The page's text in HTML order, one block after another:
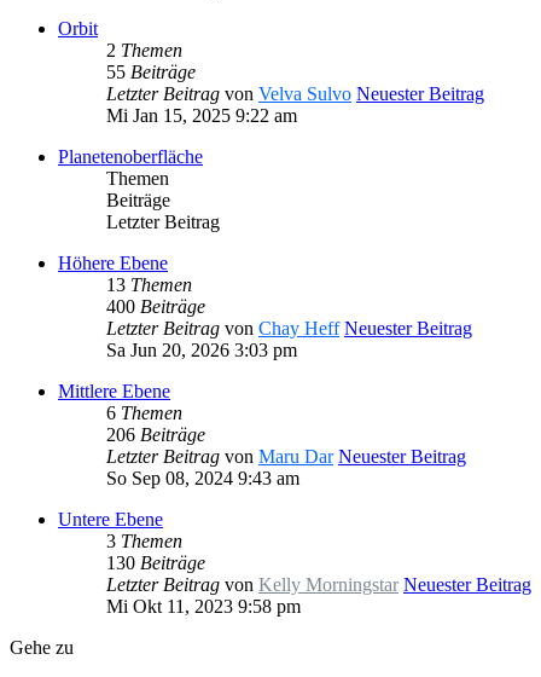
Orbit
2 Themen
55 Beiträge
Letzter Beitrag von Velva Sulvo Neuester Beitrag
Mi Jan 15, 2025 9:22 am
Planetenoberfläche
Themen
Beiträge
Letzter Beitrag
Höhere Ebene
13 Themen
400 Beiträge
Letzter Beitrag von Chay Heff Neuester Beitrag
Sa Jun 20, 2026 3:03 pm
Mittlere Ebene
6 Themen
206 Beiträge
Letzter Beitrag von Maru Dar Neuester Beitrag
So Sep 08, 2024 9:43 am
Untere Ebene
3 Themen
130 Beiträge
Letzter Beitrag von Kelly Morningstar Neuester Beitrag
Mi Okt 11, 2023 9:58 pm
Gehe zu